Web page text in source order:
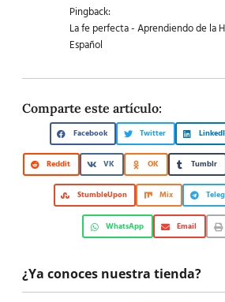
Pingback:
La fe perfecta - Aprendiendo de la
Español
Comparte este artículo:
Facebook Twitter
Reddit VK OK Tumblr
StumbleUpon Mix
WhatsApp Email
¿Ya conoces nuestra tienda?